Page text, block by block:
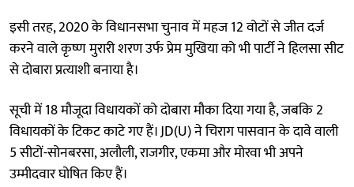
इसी तरह, 2020 के विधानसभा चुनाव में महज 12 वोटों से जीत दर्ज
करने वाले कृष्ण मुरारी शरण उर्फ प्रेम मुखिया को भी पार्टी ने हिलसा सीट
से दोबारा प्रत्याशी बनाया है।
सूची में 18 मौजूदा विधायकों को दोबारा मौका दिया गया है, जबकि 2
विधायकों के टिकट काटे गए हैं। JD(U) ने चिराग पासवान के दावे वाली
5 सीटों-सोनबरसा, अलौली, राजगीर, एकमा और मोरवा भी अपने
उम्मीदवार घोषित किए हैं।